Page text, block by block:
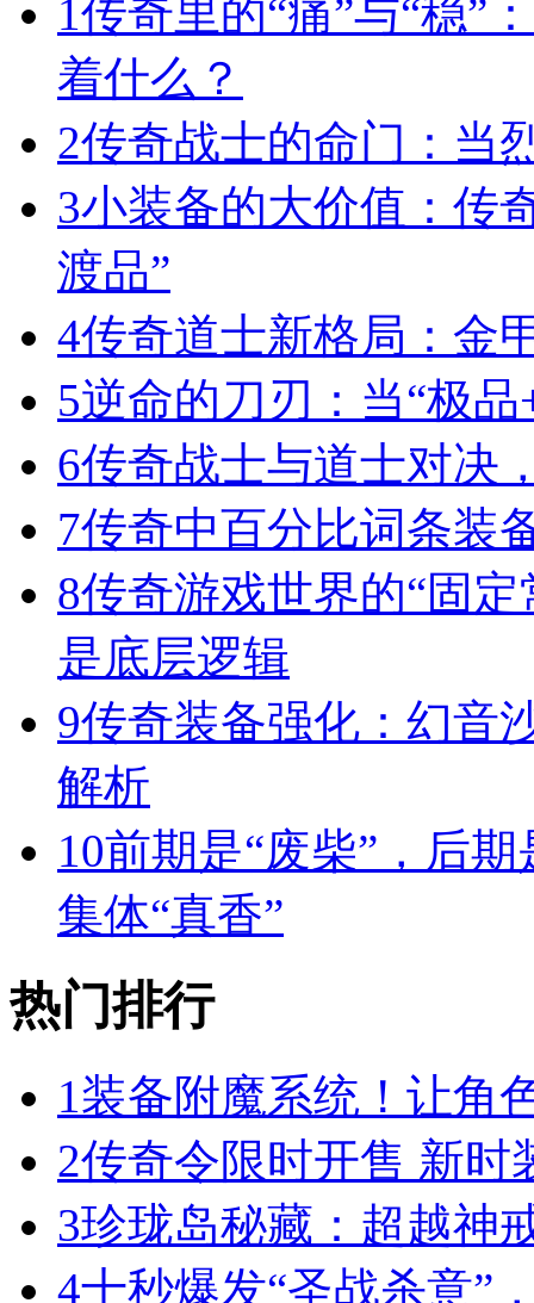
1传奇里的“痛”与“稳”
着什么？
2传奇战士的命门：当
3小装备的大价值：传
渡品”
4传奇道士新格局：金
5逆命的刀刃：当“极
6传奇战士与道士对决
7传奇中百分比词条装
8传奇游戏世界的“固
是底层逻辑
9传奇装备强化：幻音
解析
10前期是“废柴”，后
集体“真香”
热门排行
1装备附魔系统！让角
2传奇令限时开售 新时
3珍珑岛秘藏：超越神
4十秒爆发“圣战杀意”